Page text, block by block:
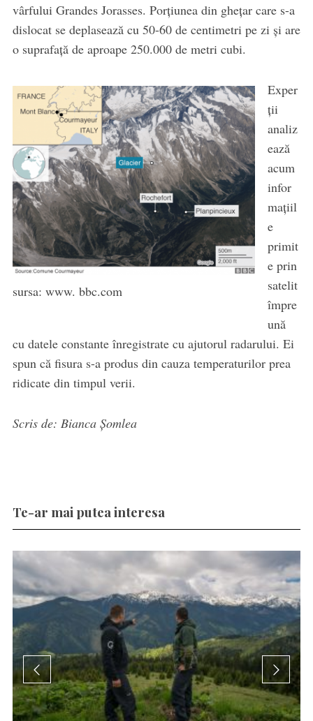
vârfului Grandes Jorasses. Porțiunea din ghețar care s-a
dislocat se deplasează cu 50-60 de centimetri pe zi și are
o suprafață de aproape 250.000 de metri cubi.
sursa: www. bbc.com
Exper
ții
analiz
ează
acum
infor
mațiil
e
primit
e prin
satelit
împre
ună
cu datele constante înregistrate cu ajutorul radarului. Ei
spun că fisura s-a produs din cauza temperaturilor prea
ridicate din timpul verii.
Scris de: Bianca Șomlea
Te-ar mai putea interesa